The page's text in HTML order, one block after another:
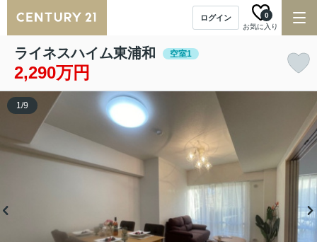
ログイン
お気に入り
0
ライネスハイム東浦和 空室1
2,290万円
1/9